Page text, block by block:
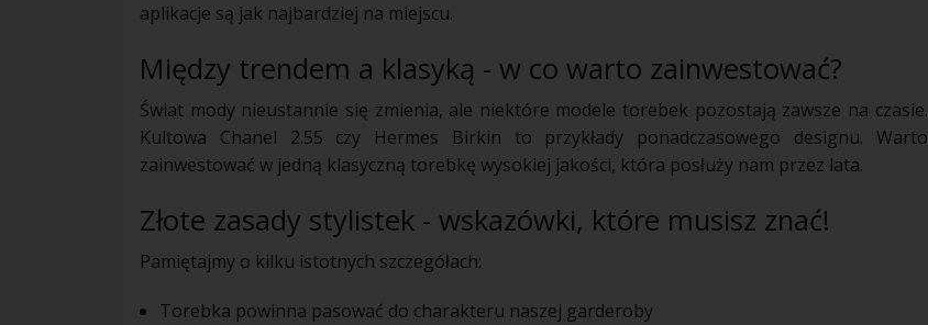
aplikacje są jak najbardziej na miejscu.
Między trendem a klasyką - w co warto zainwestować?
Świat mody nieustannie się zmienia, ale niektóre modele torebek pozostają zawsze na czasie.
Kultowa Chanel 2.55 czy Hermes Birkin to przykłady ponadczasowego designu. Warto
zainwestować w jedną klasyczną torebkę wysokiej jakości, która posłuży nam przez lata.
Złote zasady stylistek - wskazówki, które musisz znać!
Pamiętajmy o kilku istotnych szczegółach:
Torebka powinna pasować do charakteru naszej garderoby